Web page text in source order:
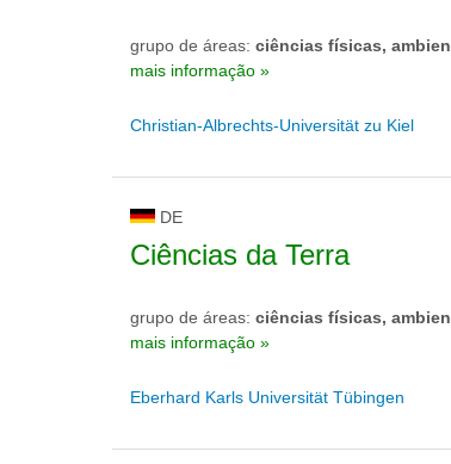
grupo de áreas: ciências físicas,
mais informação »
Christian-Albrechts-Universität zu Kiel
DE
Ciências da Terra
grupo de áreas: ciências físicas,
mais informação »
Eberhard Karls Universität Tübingen